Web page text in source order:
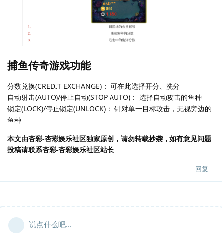
捕鱼传奇游戏功能
分数兑换(CREDIT EXCHANGE)： 可在此选择开分、洗分
自动射击(AUTO)/停止自动(STOP AUTO)： 选择自动攻击的鱼种
锁定(LOCK)/停止锁定(UNLOCK)： 针对单一目标攻击，无视旁边的
鱼种
本文由杏彩-杏彩娱乐社区独家原创，请勿转载抄袭，如有意见问题
投稿请联系杏彩-杏彩娱乐社区站长
回复
说点什么吧...